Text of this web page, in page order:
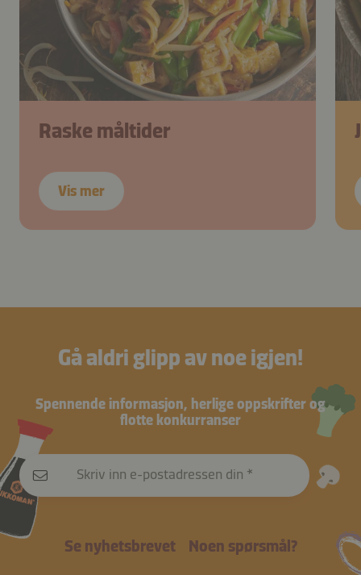
Raske måltider
Vis mer
Gå aldri glipp av noe igjen!
Spennende informasjon, herlige oppskrifter og
flotte konkurranser
Skriv inn e-postadressen din
Se nyhetsbrevet Noen spørsmål?